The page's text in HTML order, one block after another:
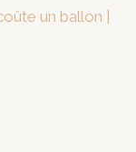
un ballon |